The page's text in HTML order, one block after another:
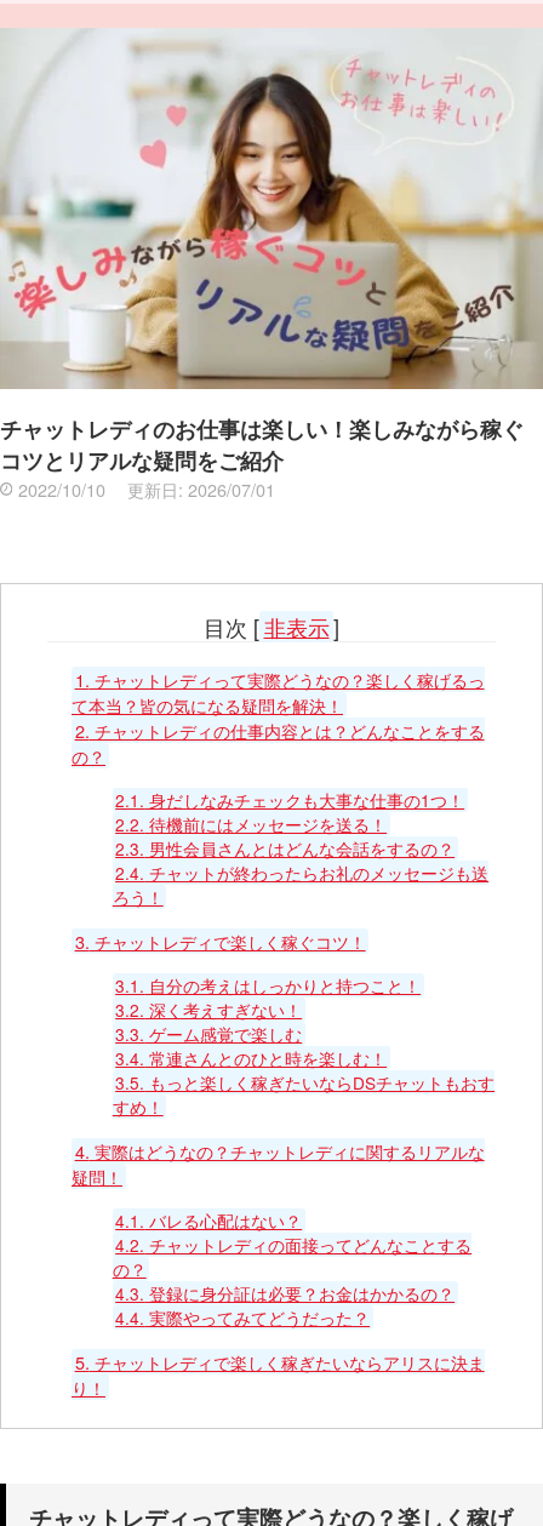
チャットレディのお仕事は楽しい！楽しみながら稼ぐ
コツとリアルな疑問をご紹介
2022/10/10 更新日: 2026/07/01
目次 [非表示]
1. チャットレディって実際どうなの？楽しく稼げるっ
て本当？皆の気になる疑問を解決！
2. チャットレディの仕事内容とは？どんなことをする
の？
2.1. 身だしなみチェックも大事な仕事の1つ！
2.2. 待機前にはメッセージを送る！
2.3. 男性会員さんとはどんな会話をするの？
2.4. チャットが終わったらお礼のメッセージも送
ろう！
3. チャットレディで楽しく稼ぐコツ！
3.1. 自分の考えはしっかりと持つこと！
3.2. 深く考えすぎない！
3.3. ゲーム感覚で楽しむ
3.4. 常連さんとのひと時を楽しむ！
3.5. もっと楽しく稼ぎたいならDSチャットもおす
すめ！
4. 実際はどうなの？チャットレディに関するリアルな
疑問！
4.1. バレる心配はない？
4.2. チャットレディの面接ってどんなことする
の？
4.3. 登録に身分証は必要？お金はかかるの？
4.4. 実際やってみてどうだった？
5. チャットレディで楽しく稼ぎたいならアリスに決ま
り！
チャットレディって実際どうなの？楽しく稼げ